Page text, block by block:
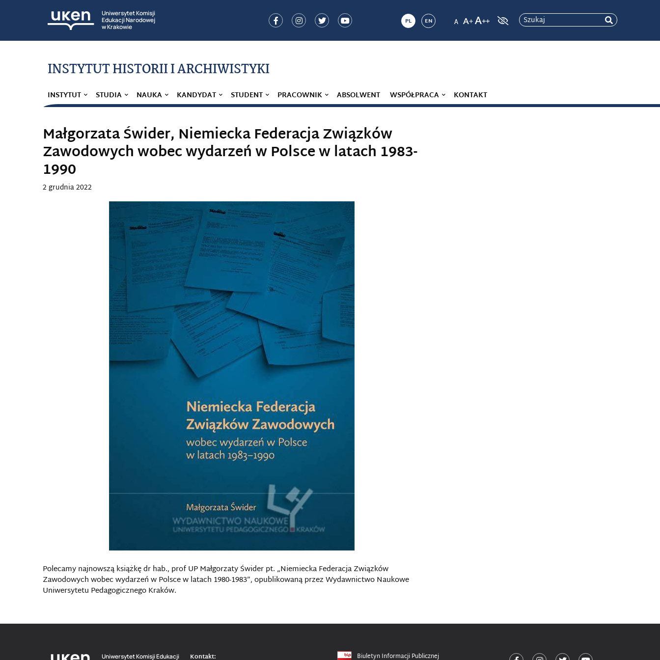
Uniwersytet Komisji
Edukacji Narodowej
w Krakowie
PL EN Szukaj
INSTYTUT HISTORII I ARCHIWISTYKI
INSTYTUT STUDIA NAUKA KANDYDAT STUDENT PRACOWNIK ABSOLWENT WSPÓŁPRACA KONTAKT
Małgorzata Świder, Niemiecka Federacja Związków
Zawodowych wobec wydarzeń w Polsce w latach 1983-
1990
2 grudnia 2022
Polecamy najnowszą książkę dr hab., prof UP Małgorzaty Świder pt. „Niemiecka Federacja Związków
Zawodowych wobec wydarzeń w Polsce w latach 1980-1983”, opublikowaną przez Wydawnictwo Naukowe
Uniwersytetu Pedagogicznego Kraków.
Uniwersytet Komisji Edukacji
Kontakt: Biuletyn Informacji Publicznej